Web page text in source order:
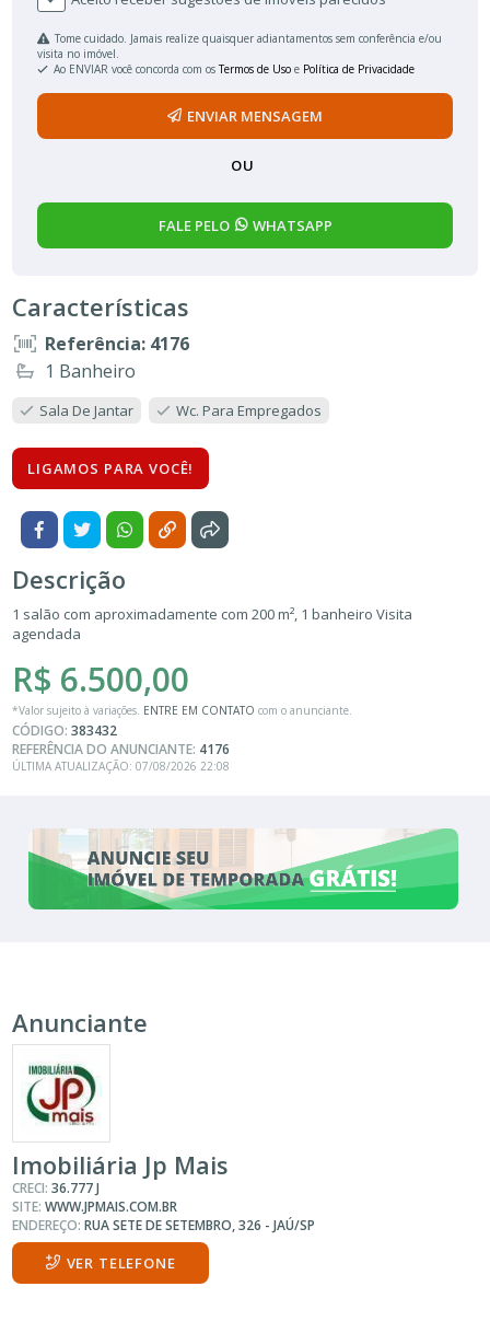
Tome cuidado. Jamais realize quaisquer adiantamentos sem conferência e/ou
visita no imóvel.
Ao ENVIAR você concorda com osTermos de Uso e Política de Privacidade
ENVIAR MENSAGEM
OU
FALE PELO WHATSAPP
Características
Referência: 4176
1 Banheiro
Sala De Jantar Wc. Para Empregados
LIGAMOS PARA VOCÊ!
Descrição
1 salão com aproximadamente com 200 m², 1 banheiro Visita
agendada
R$ 6.500,00
*Valor sujeito à variações. ENTRE EM CONTATO com o anunciante.
CÓDIGO:383432
REFERÊNCIA DO ANUNCIANTE: 4176
ÚLTIMA ATUALIZAÇÃO: 07/08/2026 22:08
Anunciante
Imobiliária Jp Mais
CRECI:36.777 J
SITE:WWW.JPMAIS.COM.BR
ENDEREÇO:RUA SETE DE SETEMBRO, 326 - JAÚ/SP
VER TELEFONE